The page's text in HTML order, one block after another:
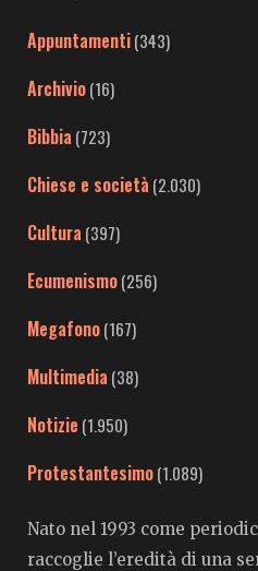
Appuntamenti(343)
Archivio(16)
Bibbia (723)
Chiese e società (2.030)
Cultura (397)
Ecumenismo(256)
Megafono(167)
Multimedia (38)
Notizie (1.950)
Protestantesimo(1.089)
Nato nel 1993 come
raccoglie l’eredità di una